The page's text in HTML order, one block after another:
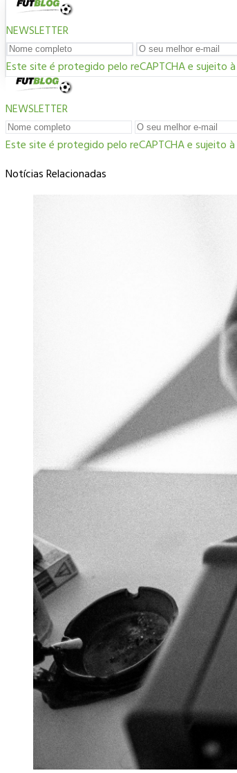
NEWSLETTER
Este site é protegido pelo reCAPTCHA e sujeito à
NEWSLETTER
Este site é protegido pelo reCAPTCHA e sujeito à
Notícias Relacionadas